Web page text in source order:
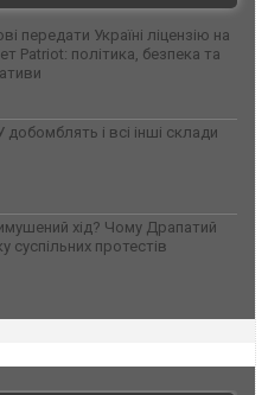
передати Україні ліцензію на
Patriot: політика, безпека та
і всі інші склади
хід? Чому Драпатий
суспільних протестів